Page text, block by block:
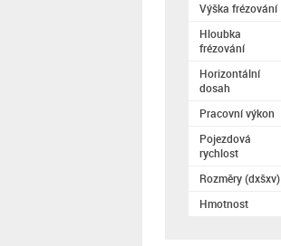
Výška frézování
Hloubka
frézování
Horizontální
dosah
Pracovní výkon
Pojezdová
rychlost
Rozměry (dxšxv)
Hmotnost